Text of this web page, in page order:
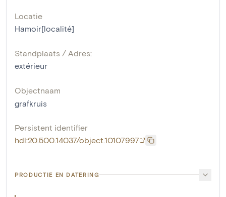
Locatie
Hamoir[localité]
Standplaats / Adres:
extérieur
Objectnaam
grafkruis
Persistent identifier
hdl:20.500.14037/object.10107997
PRODUCTIE EN DATERING